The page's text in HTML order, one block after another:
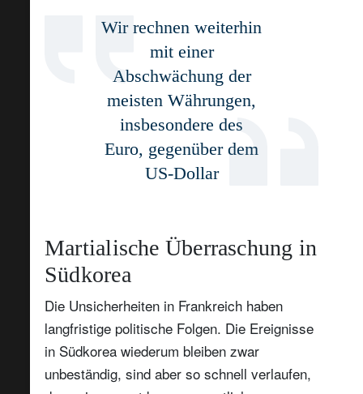
Wir rechnen weiterhin
mit einer
Abschwächung der
meisten Währungen,
insbesondere des
Euro, gegenüber dem
US-Dollar
Martialische Überraschung in
Südkorea
Die Unsicherheiten in Frankreich haben
langfristige politische Folgen. Die Ereignisse
in Südkorea wiederum bleiben zwar
unbeständig, sind aber so schnell verlaufen,
Newsletter abonnieren